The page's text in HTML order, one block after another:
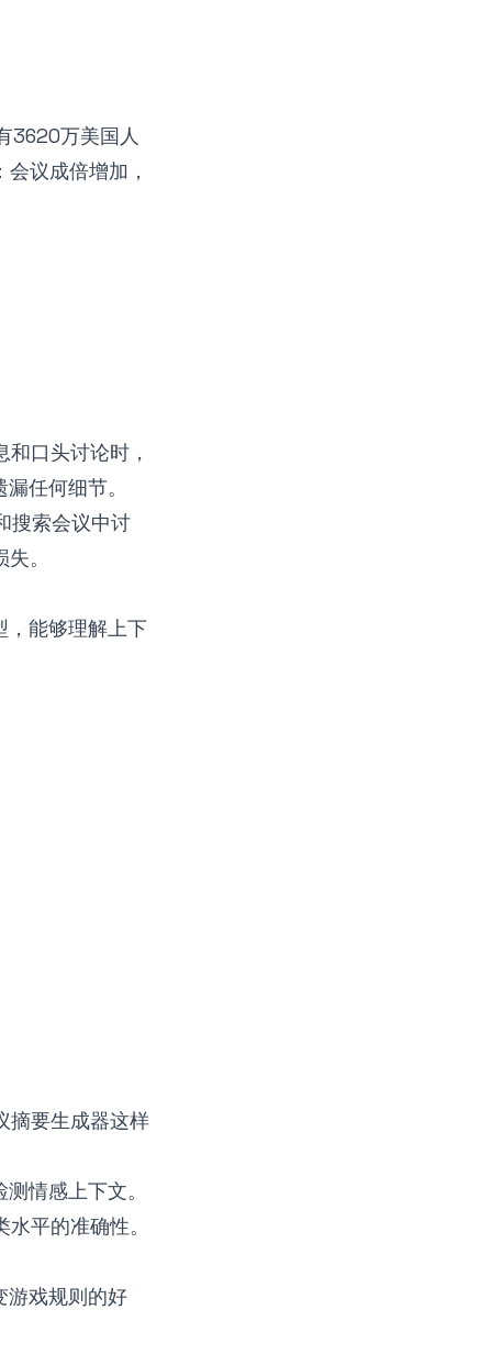
3620万美国人
议成倍增加，
口头讨论时，
任何细节。
搜索会议中讨
。
，能够理解上下
摘要生成器这样
情感上下文。
平的准确性。
游戏规则的好